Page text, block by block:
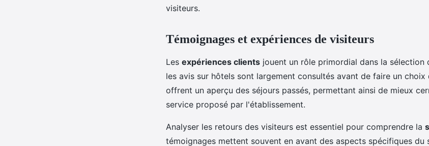
visiteurs.
Témoignages et expériences de visiteurs
Les expériences clients jouent un rôle primordial dans la sélection
les avis sur hôtels sont largement consultés avant de faire un choix
offrent un aperçu des séjours passés, permettant ainsi de mieux
service proposé par l'établissement.
Analyser les retours des visiteurs est essentiel pour comprendre la
témoignages mettent souvent en avant des aspects spécifiques du